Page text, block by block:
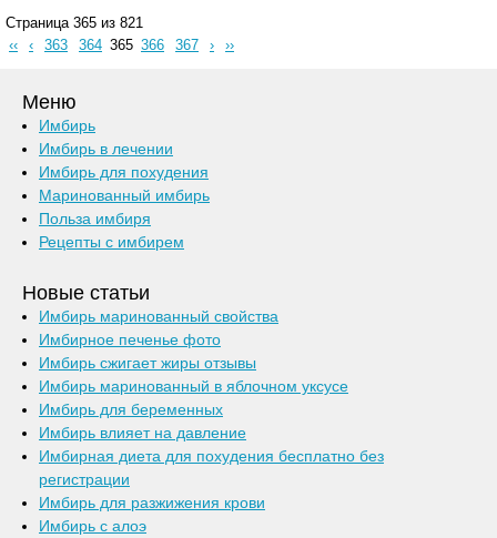
Страница 365 из 821
‹‹
‹ 363 364 365 366 367 › ››
Меню
Имбирь
Имбирь в лечении
Имбирь для похудения
Маринованный имбирь
Польза имбиря
Рецепты с имбирем
Новые статьи
Имбирь маринованный свойства
Имбирное печенье фото
Имбирь сжигает жиры отзывы
Имбирь маринованный в яблочном уксусе
Имбирь для беременных
Имбирь влияет на давление
Имбирная диета для похудения бесплатно без
регистрации
Имбирь для разжижения крови
Имбирь с алоэ